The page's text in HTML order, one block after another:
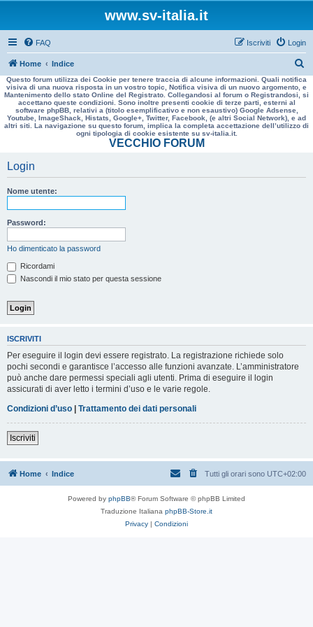
www.sv-italia.it
FAQ Login
Iscriviti
Home Indice
e
r
a
Questo forum utilizza dei Cookie per tenere traccia di alcune informazioni. Quali notifica
visiva di una nuova risposta in un vostro topic, Notifica visiva di un nuovo argomento, e
Mantenimento dello stato Online del Registrato. Collegandosi al forum o Registrandosi, si
accettano queste condizioni. Sono inoltre presenti cookie di terze parti, esterni al
software phpBB, relativi a (titolo esemplificativo e non esaustivo) Google Adsense,
Youtube, ImageShack, Histats, Google+, Twitter, Facebook, (e altri Social Network), e ad
altri siti. La navigazione su questo forum, implica la completa accettazione dell’utilizzo di
ogni tipologia di cookie esistente su sv-italia.it.
VECCHIO FORUM
Login
Nome utente:
Password:
Ho dimenticato la password
Ricordami
Nascondi il mio stato per questa sessione
ISCRIVITI
Per eseguire il login devi essere registrato. La registrazione richiede solo
pochi secondi e garantisce l’accesso alle funzioni avanzate. L’amministratore
può anche dare permessi speciali agli utenti. Prima di eseguire il login
assicurati di aver letto i termini d’uso e le varie regole.
Condizioni d’uso | Trattamento dei dati personali
Iscriviti
Home Indice Tutti gli orari sono UTC+02:00
Powered by phpBB® Forum Software © phpBB Limited
Traduzione Italiana phpBB-Store.it
Privacy | Condizioni